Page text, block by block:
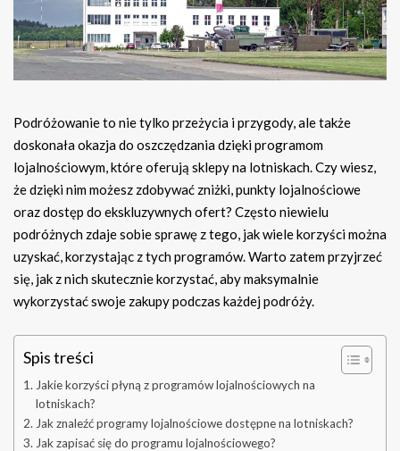
Podróżowanie to nie tylko przeżycia i przygody, ale także
doskonała okazja do oszczędzania dzięki programom
lojalnościowym, które oferują sklepy na lotniskach. Czy wiesz,
że dzięki nim możesz zdobywać zniżki, punkty lojalnościowe
oraz dostęp do ekskluzywnych ofert? Często niewielu
podróżnych zdaje sobie sprawę z tego, jak wiele korzyści można
uzyskać, korzystając z tych programów. Warto zatem przyjrzeć
się, jak z nich skutecznie korzystać, aby maksymalnie
wykorzystać swoje zakupy podczas każdej podróży.
Spis treści
Jakie korzyści płyną z programów lojalnościowych na
lotniskach?
Jak znaleźć programy lojalnościowe dostępne na lotniskach?
Jak zapisać się do programu lojalnościowego?